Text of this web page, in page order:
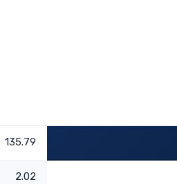
135.79
2.02